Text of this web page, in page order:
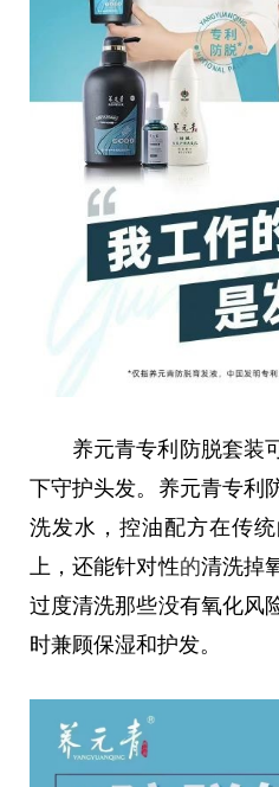
养元青专利防脱套装
下守护头发。养元青专利
洗发水，控油配方在传
上，还能针对性的清洗掉
过度清洗那些没有氧化风
时兼顾保湿和护发。